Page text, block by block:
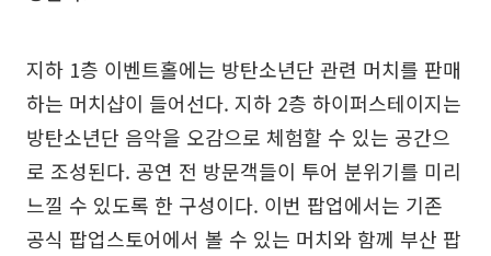
지하 1층 이벤트홀에는 방탄소년단 관련 머치를 판매
하는 머치샵이 들어선다. 지하 2층 하이퍼스테이지는
방탄소년단 음악을 오감으로 체험할 수 있는 공간으
로 조성된다. 공연 전 방문객들이 투어 분위기를 미리
느낄 수 있도록 한 구성이다. 이번 팝업에서는 기존
공식 팝업스토어에서 볼 수 있는 머치와 함께 부산 팝